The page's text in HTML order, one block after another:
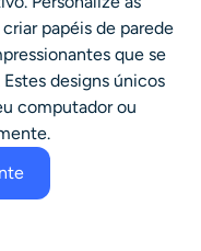
papéis de parede
que se
designs únicos
computador ou